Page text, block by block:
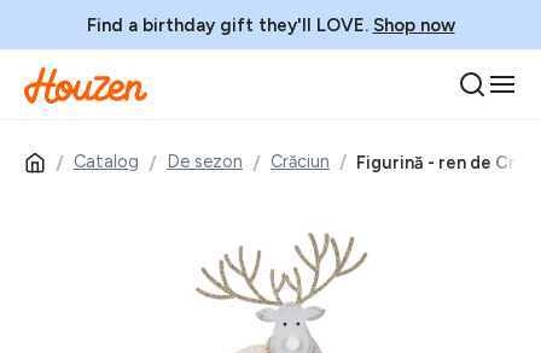
Find a birthday gift they'll LOVE. Shop now
Catalog De sezon Crăciun Figurină - ren de